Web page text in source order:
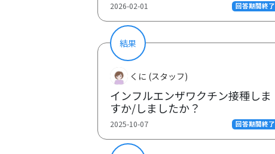
2026-02-01 回答期間終了
結果
くに (スタッフ)
インフルエンザワクチン接種しま
すか/しましたか？
2025-10-07 回答期間終了